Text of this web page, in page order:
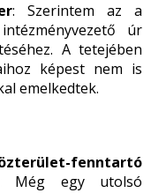
: Szerintem az a
úr
A tetejében
képest nem is
emelkedtek.
fenntartó
Még egy utolsó